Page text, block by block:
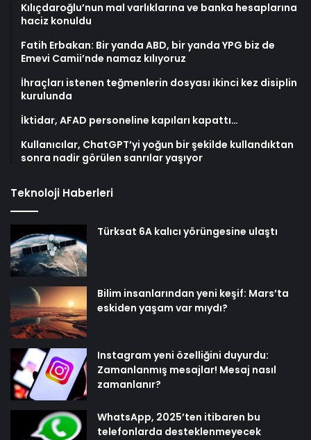
Kılıçdaroğlu’nun mal varlıklarına ve banka hesaplarına
haciz konuldu
Fatih Erbakan: Bir yanda ABD, bir yanda YPG biz de
Emevi Camii’nde namaz kılıyoruz
İhraçları istenen teğmenlerin dosyası ikinci kez disiplin
kurulunda
İktidar, AFAD personeline kapıları kapattı…
Kullanıcılar, ChatGPT’yi yoğun bir şekilde kullandıktan
sonra nadir görülen sanrılar yaşıyor
Teknoloji Haberleri
Türksat 6A kalıcı yörüngesine ulaştı
Bilim insanlarından yeni keşif: Mars’ta
eskiden yaşam var mıydı?
Instagram yeni özelliğini duyurdu:
Zamanlanmış mesajlar! Mesaj nasıl
zamanlanır?
WhatsApp, 2025’ten itibaren bu
telefonlarda desteklenmeyecek